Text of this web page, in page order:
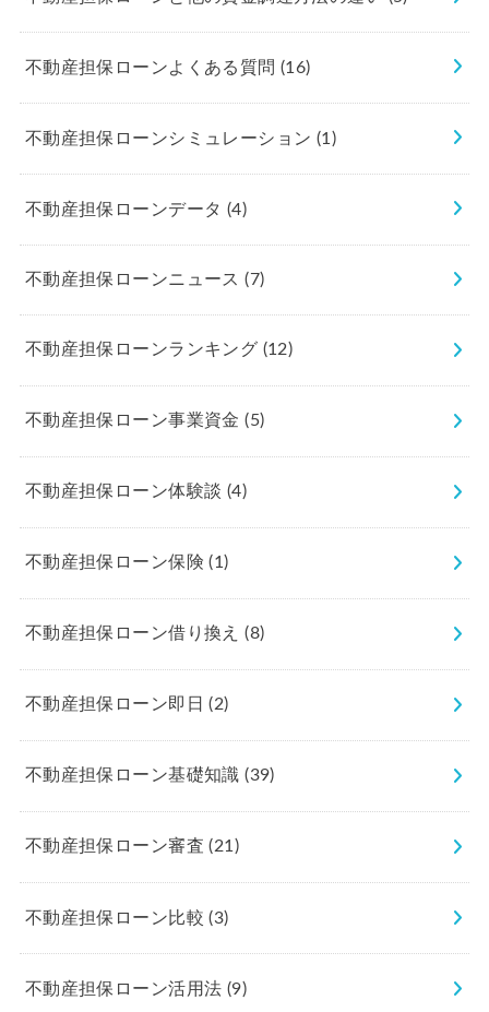
不動産担保ローンよくある質問(16)
不動産担保ローンシミュレーション (1)
不動産担保ローンデータ (4)
不動産担保ローンニュース(7)
不動産担保ローンランキング (12)
不動産担保ローン事業資金(5)
不動産担保ローン体験談 (4)
不動産担保ローン保険(1)
不動産担保ローン借り換え(8)
不動産担保ローン即日(2)
不動産担保ローン基礎知識(39)
不動産担保ローン審査(21)
不動産担保ローン比較(3)
不動産担保ローン活用法 (9)